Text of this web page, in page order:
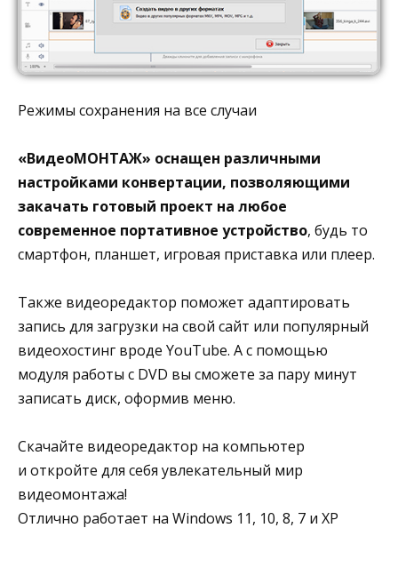
Режимы сохранения на все случаи
«ВидеоМОНТАЖ» оснащен различными
настройками конвертации, позволяющими
закачать готовый проект на любое
современное портативное устройство, будь то
смартфон, планшет, игровая приставка или плеер.
Также видеоредактор поможет адаптировать
запись для загрузки на свой сайт или популярный
видеохостинг вроде YouTube. А с помощью
модуля работы с DVD вы сможете за пару минут
записать диск, оформив меню.
Скачайте видеоредактор на компьютер
и откройте для себя увлекательный мир
видеомонтажа!
Отлично работает на Windows 11, 10, 8, 7 и XP